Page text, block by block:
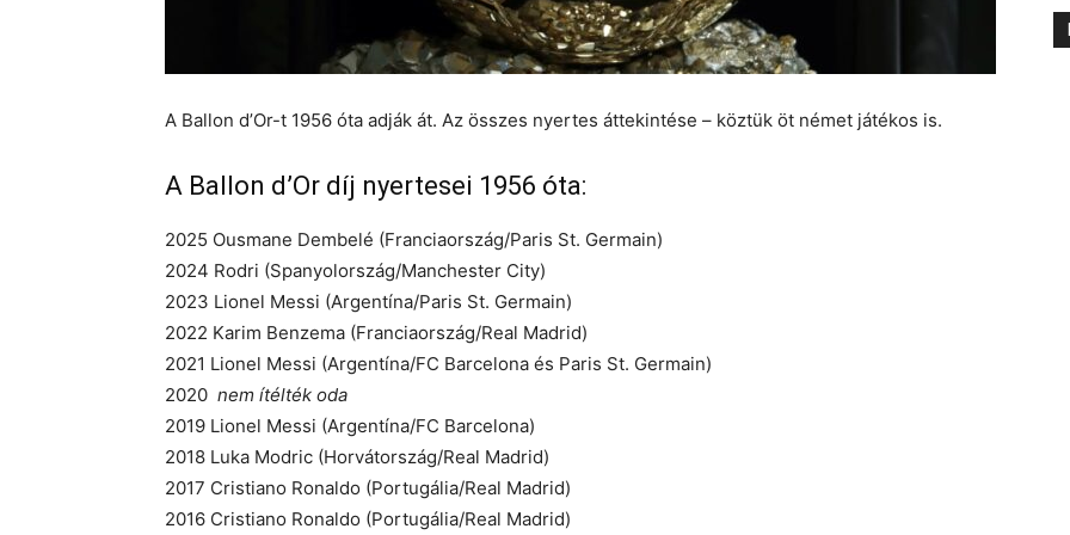
A Ballon d’Or-t 1956 óta adják át. Az összes nyertes áttekintése – köztük öt német játékos is.
A Ballon d’Or díj nyertesei 1956 óta:
2025 Ousmane Dembelé (Franciaország/Paris St. Germain)
2024 Rodri (Spanyolország/Manchester City)
2023 Lionel Messi (Argentína/Paris St. Germain)
2022 Karim Benzema (Franciaország/Real Madrid)
2021 Lionel Messi (Argentína/FC Barcelona és Paris St. Germain)
2020 nem ítélték oda
2019 Lionel Messi (Argentína/FC Barcelona)
2018 Luka Modric (Horvátország/Real Madrid)
2017 Cristiano Ronaldo (Portugália/Real Madrid)
2016 Cristiano Ronaldo (Portugália/Real Madrid)